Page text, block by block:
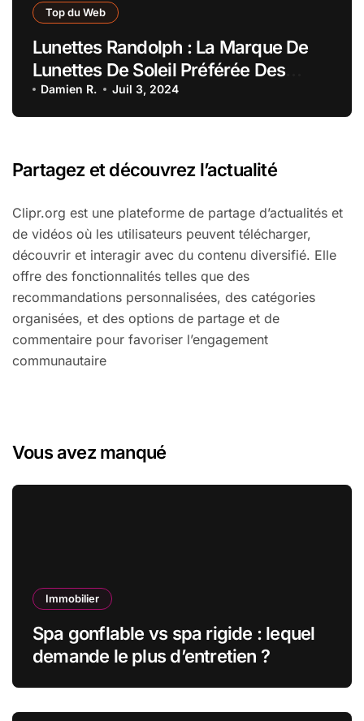
Top du Web
Lunettes Randolph : La Marque De
Lunettes De Soleil Préférée Des
Pilotes Et Des Aventuriers
Damien R. Juil 3, 2024
Partagez et découvrez l’actualité
Clipr.org est une plateforme de partage d’actualités et
de vidéos où les utilisateurs peuvent télécharger,
découvrir et interagir avec du contenu diversifié. Elle
offre des fonctionnalités telles que des
recommandations personnalisées, des catégories
organisées, et des options de partage et de
commentaire pour favoriser l’engagement
communautaire
Vous avez manqué
Immobilier
Spa gonflable vs spa rigide : lequel
demande le plus d’entretien ?